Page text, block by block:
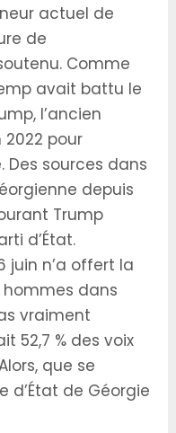
actuel de
de
Comme
avait battu le
l’ancien
2022 pour
Des sources dans
depuis
Trump
d’État.
juin n’a offert la
dans
vraiment
52,7 % des voix
que se
de Géorgie